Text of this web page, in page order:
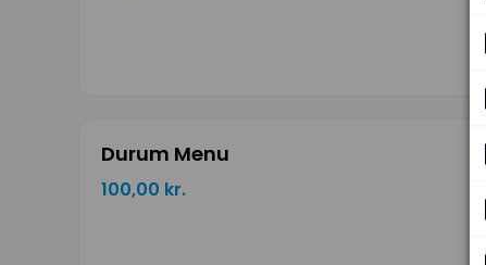
Durum Menu
100,00 kr.